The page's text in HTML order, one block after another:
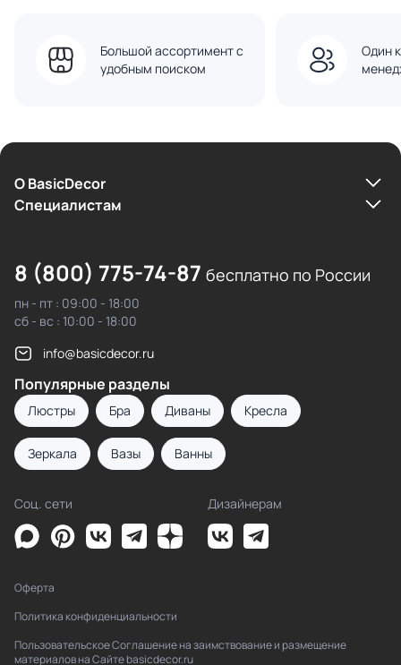
Большой ассортимент с
удобным поиском
Один
О BasicDecor
Cпециалистам
8 (800) 775-74-87 бесплатно по России
пн - пт : 09:00 - 18:00
сб - вс : 10:00 - 18:00
info@basicdecor.ru
Популярные разделы
Люстры Бра Диваны Кресла
Зеркала Вазы Ванны
Соц. сети Дизайнерам
Оферта
Политика конфиденциальности
Пользовательское Соглашение на заимствование и размещение
материалов на Сайте basicdecor.ru